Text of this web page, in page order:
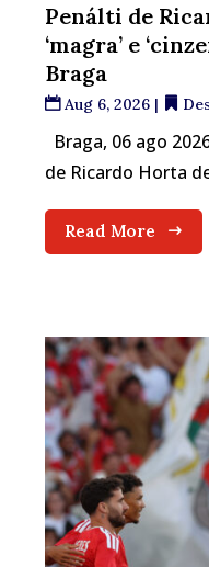
Penálti de
‘magra’ e
Braga
Aug 6, 2026 |
Braga, 06 ago
de Ricardo Horta
Read More